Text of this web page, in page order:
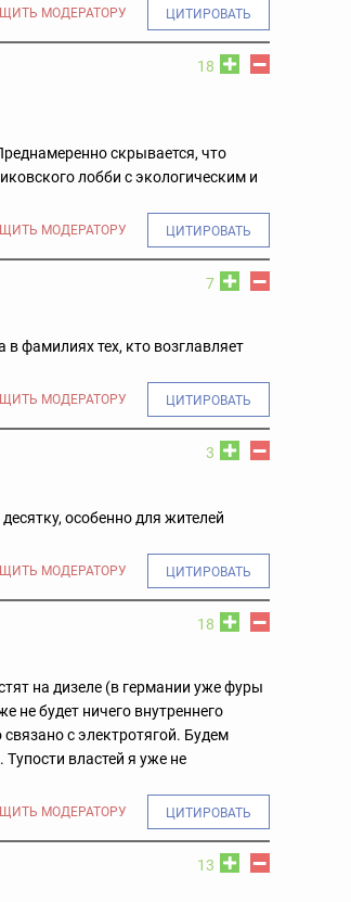
МОДЕРАТОРУ ЦИТИРОВАТЬ
18
скрывается, что
лобби с экологическим и
МОДЕРАТОРУ ЦИТИРОВАТЬ
7
в фамилиях тех, кто возглавляет
МОДЕРАТОРУ ЦИТИРОВАТЬ
3
особенно для жителей
МОДЕРАТОРУ ЦИТИРОВАТЬ
18
на дизеле (в германии уже фуры
не будет ничего внутреннего
с электротягой. Будем
Тупости властей я уже не
МОДЕРАТОРУ ЦИТИРОВАТЬ
13